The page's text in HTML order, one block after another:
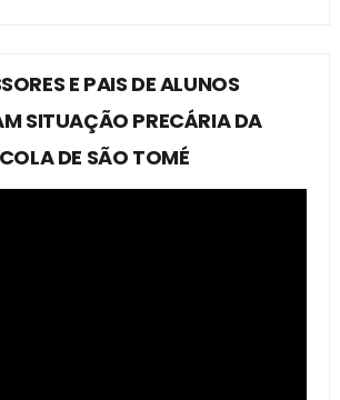
E PAIS DE ALUNOS
SITUAÇÃO PRECÁRIA DA
DE SÃO TOMÉ